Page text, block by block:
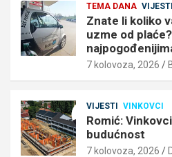
TEMA DANA VIJESTI
Znate li koliko
uzme od
7 kolovoza, 2026
VIJESTI VINKOVCI
Romić:
budućnost
7 kolovoza, 2026